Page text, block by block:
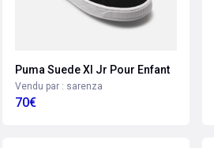
Puma Suede Xl Jr Pour Enfant
Vendu par : sarenza
70€